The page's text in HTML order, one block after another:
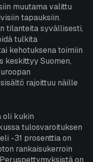
muutama valittu
tapauksiin.
tilanteita syvällisesti,
tulkita
kehotuksena toimiin
keskittyy Suomen,
rajoittuu näille
oli kukin
tulosvaroituksen
-31 prosenttia on
rankaisukerroin